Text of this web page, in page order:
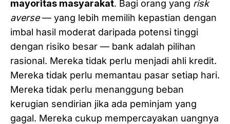
mayoritas masyarakat. Bagi orang yang risk
averse— yang lebih memilih kepastian dengan
imbal hasil moderat daripada potensi tinggi
dengan risiko besar — bank adalah pilihan
rasional. Mereka tidak perlu menjadi ahli kredit.
Mereka tidak perlu memantau pasar setiap hari.
Mereka tidak perlu menanggung beban
kerugian sendirian jika ada peminjam yang
gagal. Mereka cukup mempercayakan uangnya